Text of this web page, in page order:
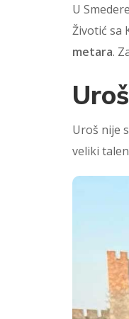
U
Životić sa
metara.
Uroš nije
veliki